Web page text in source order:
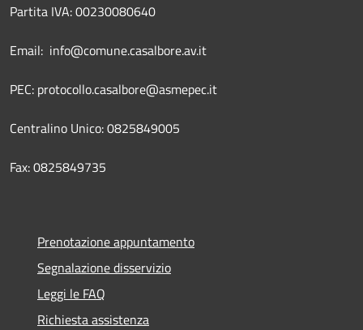
Partita IVA: 00230080640
Email: info@comune.casalbore.av.it
PEC: protocollo.casalbore@asmepec.it
Centralino Unico: 0825849005
Fax: 0825849735
Prenotazione appuntamento
Segnalazione disservizio
Leggi le FAQ
Richiesta assistenza